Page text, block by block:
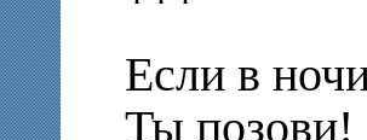
Если в
Ты позови!